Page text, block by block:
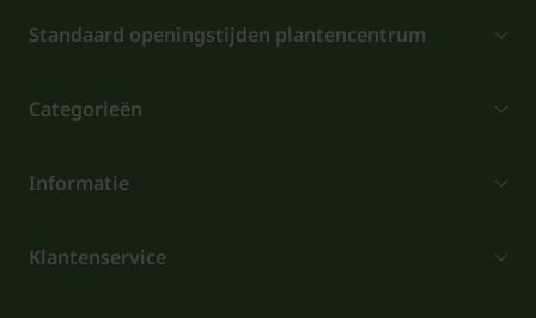
Standaard openingstijden plantencentrum
Categorieën
Informatie
Klantenservice